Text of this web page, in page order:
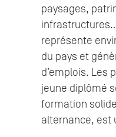
paysages,
représente
du pays et
d’emplois. Les
jeune diplômé
formation
alternance, est